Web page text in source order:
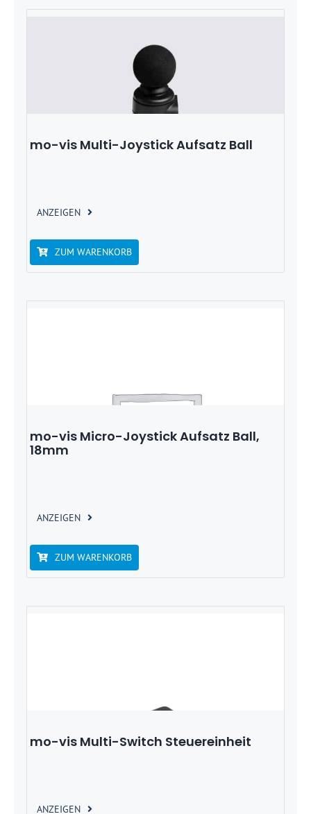
mo-vis Multi-Joystick Aufsatz Ball
ANZEIGEN
ZUM WARENKORB
mo-vis Micro-Joystick Aufsatz Ball,
18mm
ANZEIGEN
ZUM WARENKORB
mo-vis Multi-Switch Steuereinheit
ANZEIGEN